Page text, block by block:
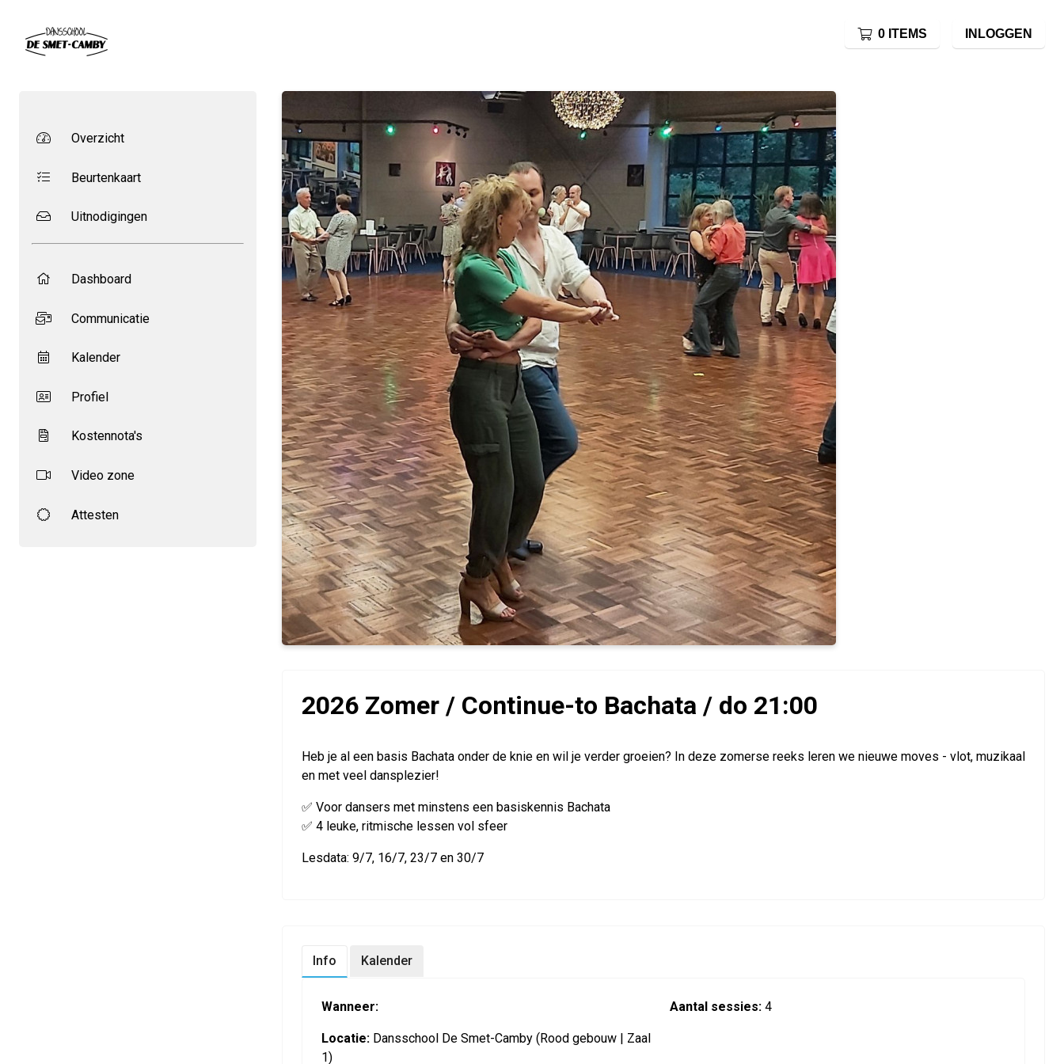
0 ITEMS INLOGGEN
Overzicht
Beurtenkaart
Uitnodigingen
Dashboard
Communicatie
Kalender
Profiel
Kostennota's
Video zone
Attesten
2026 Zomer / Continue-to Bachata / do 21:00
Heb je al een basis Bachata onder de knie en wil je verder groeien? In deze zomerse reeks leren we nieuwe moves - vlot, muzikaal
en met veel dansplezier!
✅ Voor dansers met minstens een basiskennis Bachata
✅ 4 leuke, ritmische lessen vol sfeer
Lesdata: 9/7, 16/7, 23/7 en 30/7
Info Kalender
Wanneer: Aantal sessies: 4
Locatie: Dansschool De Smet-Camby (Rood gebouw | Zaal
1)